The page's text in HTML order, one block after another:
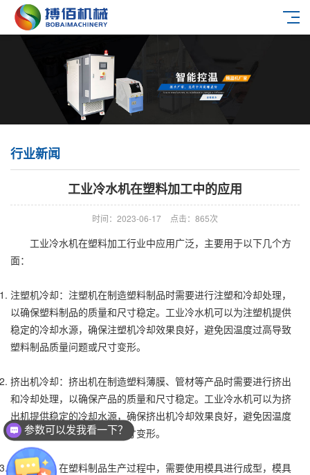
行业新闻
工业冷水机在塑料加工中的应用
时间：2023-06-17 点击：865次
工业冷水机在塑料加工行业中应用广泛，主要用于以下几个方
面：
注塑机冷却：注塑机在制造塑料制品时需要进行注塑和冷却处理，
以确保塑料制品的质量和尺寸稳定。工业冷水机可以为注塑机提供
稳定的冷却水源，确保注塑机冷却效果良好，避免因温度过高导致
塑料制品质量问题或尺寸变形。
挤出机冷却：挤出机在制造塑料薄膜、管材等产品时需要进行挤出
和冷却处理，以确保产品的质量和尺寸稳定。工业冷水机可以为挤
出机提供稳定的冷却水源，确保挤出机冷却效果良好，避免因温度
过高导致产品质量问题或尺寸变形。
模具冷却：在塑料制品生产过程中，需要使用模具进行成型，模具
参数可以发我看一下？